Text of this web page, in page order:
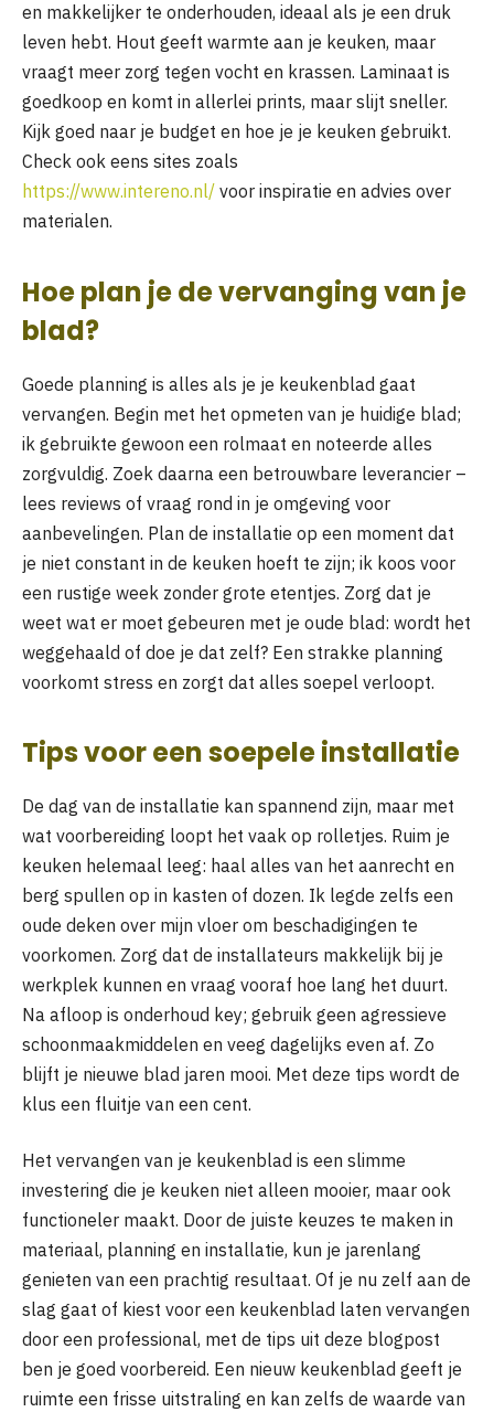
en makkelijker te onderhouden, ideaal als je een druk
leven hebt. Hout geeft warmte aan je keuken, maar
vraagt meer zorg tegen vocht en krassen. Laminaat is
goedkoop en komt in allerlei prints, maar slijt sneller.
Kijk goed naar je budget en hoe je je keuken gebruikt.
Check ook eens sites zoals
https://www.intereno.nl/ voor inspiratie en advies over
materialen.
Hoe plan je de vervanging van je
blad?
Goede planning is alles als je je keukenblad gaat
vervangen. Begin met het opmeten van je huidige blad;
ik gebruikte gewoon een rolmaat en noteerde alles
zorgvuldig. Zoek daarna een betrouwbare leverancier –
lees reviews of vraag rond in je omgeving voor
aanbevelingen. Plan de installatie op een moment dat
je niet constant in de keuken hoeft te zijn; ik koos voor
een rustige week zonder grote etentjes. Zorg dat je
weet wat er moet gebeuren met je oude blad: wordt het
weggehaald of doe je dat zelf? Een strakke planning
voorkomt stress en zorgt dat alles soepel verloopt.
Tips voor een soepele installatie
De dag van de installatie kan spannend zijn, maar met
wat voorbereiding loopt het vaak op rolletjes. Ruim je
keuken helemaal leeg: haal alles van het aanrecht en
berg spullen op in kasten of dozen. Ik legde zelfs een
oude deken over mijn vloer om beschadigingen te
voorkomen. Zorg dat de installateurs makkelijk bij je
werkplek kunnen en vraag vooraf hoe lang het duurt.
Na afloop is onderhoud key; gebruik geen agressieve
schoonmaakmiddelen en veeg dagelijks even af. Zo
blijft je nieuwe blad jaren mooi. Met deze tips wordt de
klus een fluitje van een cent.
Het vervangen van je keukenblad is een slimme
investering die je keuken niet alleen mooier, maar ook
functioneler maakt. Door de juiste keuzes te maken in
materiaal, planning en installatie, kun je jarenlang
genieten van een prachtig resultaat. Of je nu zelf aan de
slag gaat of kiest voor een keukenblad laten vervangen
door een professional, met de tips uit deze blogpost
ben je goed voorbereid. Een nieuw keukenblad geeft je
ruimte een frisse uitstraling en kan zelfs de waarde van